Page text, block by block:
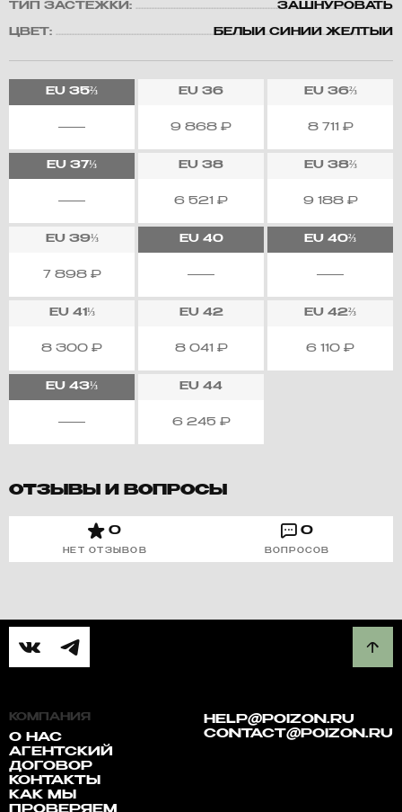
ТИП ЗАСТЕЖКИ: ЗАШНУРОВАТЬ
ЦВЕТ: БЕЛЫЙ СИНИЙ ЖЕЛТЫЙ
EU 35⅔ EU 36
9 868 ₽
EU36⅔
8 711 ₽
EU 37⅓ EU 38
6 521 ₽
EU38⅔
9 188 ₽
EU39⅓
7 898 ₽
EU40 EU 40⅔
EU41⅓
8 300 ₽
EU42
8 041 ₽
EU 42⅔
6 110 ₽
EU 43⅓ EU 44
6 245 ₽
ОТЗЫВЫ И ВОПРОСЫ
0
НЕТ ОТЗЫВОВ
0
ВОПРОСОВ
КОМПАНИЯ
О НАС
АГЕНТСКИЙ
ДОГОВОР
КОНТАКТЫ
КАК МЫ
ПРОВЕРЯЕМ
HELP@POIZON.RU
CONTACT@POIZON.RU